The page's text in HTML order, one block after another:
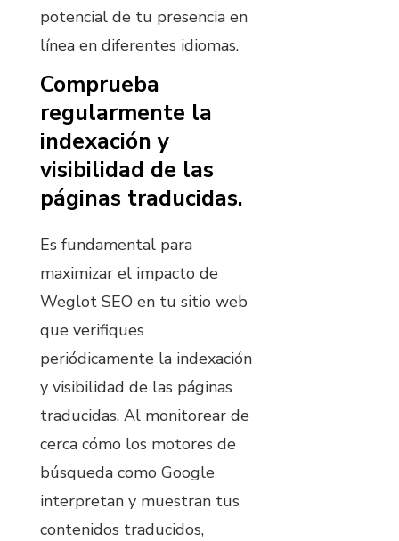
potencial de tu presencia en
línea en diferentes idiomas.
Comprueba
regularmente la
indexación y
visibilidad de las
páginas traducidas.
Es fundamental para
maximizar el impacto de
Weglot SEO en tu sitio web
que verifiques
periódicamente la indexación
y visibilidad de las páginas
traducidas. Al monitorear de
cerca cómo los motores de
búsqueda como Google
interpretan y muestran tus
contenidos traducidos,